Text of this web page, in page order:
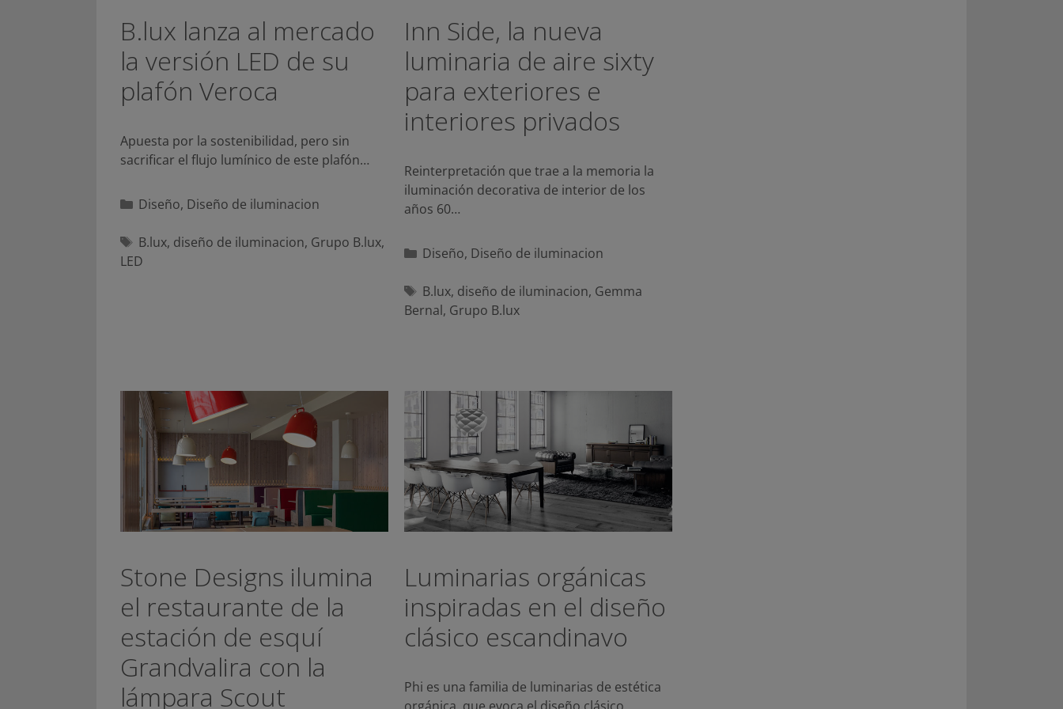
B.lux lanza al mercado
la versión LED de su
plafón Veroca
Apuesta por la sostenibilidad, pero sin
sacrificar el flujo lumínico de este plafón…
Categorías
Diseño, Diseño de iluminacion
Etiquetas
B.lux, diseño de iluminacion, Grupo B.lux,
LED
Inn Side, la nueva
luminaria de aire sixty
para exteriores e
interiores privados
Reinterpretación que trae a la memoria la
iluminación decorativa de interior de los
años 60…
Categorías
Diseño, Diseño de iluminacion
Etiquetas
B.lux, diseño de iluminacion, Gemma
Bernal, Grupo B.lux
Stone Designs ilumina
el restaurante de la
estación de esquí
Grandvalira con la
lámpara Scout
Luminarias orgánicas
inspiradas en el diseño
clásico escandinavo
Phi es una familia de luminarias de estética